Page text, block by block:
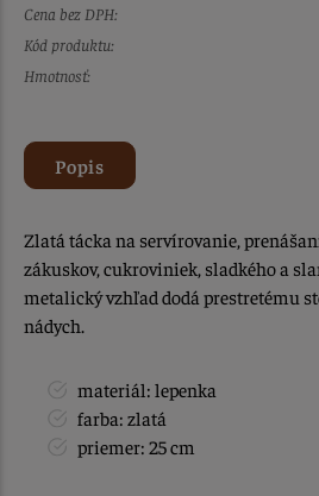
Cena bez DPH:
Kód produktu:
Hmotnosť:
Popis
Zlatá tácka na servírovanie,
zákuskov, cukroviniek, sladkého a
metalický vzhľad dodá prestretému
nádych.
materiál: lepenka
farba: zlatá
priemer: 25 cm